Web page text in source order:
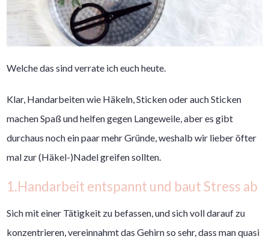
Welche das sind verrate ich euch heute.
Klar, Handarbeiten wie Häkeln, Sticken oder auch Sticken
machen Spaß und helfen gegen Langeweile, aber es gibt
durchaus noch ein paar mehr Gründe, weshalb wir lieber öfter
mal zur (Häkel-)Nadel greifen sollten.
1.Handarbeit entspannt und baut Stress ab
Sich mit einer Tätigkeit zu befassen, und sich voll darauf zu
konzentrieren, vereinnahmt das Gehirn so sehr, dass man quasi